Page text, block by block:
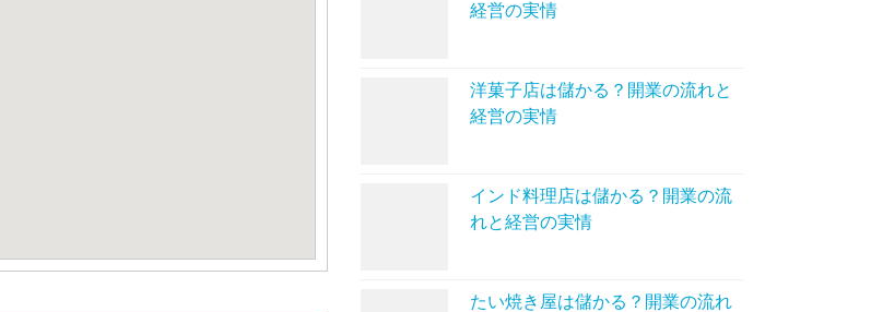
経営の実情
洋菓子店は儲かる？開業の流れと
経営の実情
インド料理店は儲かる？開業の流
れと経営の実情
たい焼き屋は儲かる？開業の流れ